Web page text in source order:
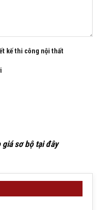
kế thi công nội thất
sơ bộ tại đây